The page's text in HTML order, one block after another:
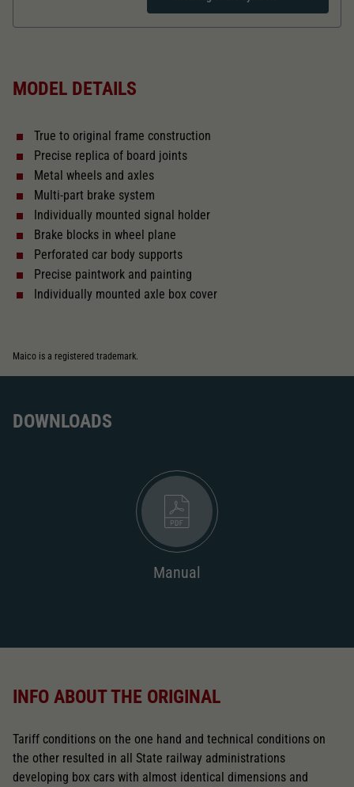
The model has a coupler pocket
2187
Replacement wheel set for AC
Close
MODEL DETAILS
True to original frame construction
Precise replica of board joints
Metal wheels and axles
Multi-part brake system
Individually mounted signal holder
Brake blocks in wheel plane
Perforated car body supports
Precise paintwork and painting
Individually mounted axle box cover
Maico is a registered trademark.
DOWNLOADS
Manual
INFO ABOUT THE ORIGINAL
Tariff conditions on the one hand and technical conditions on
the other resulted in all State railway administrations
developing box cars with almost identical dimensions and
Einstellungen. Unter anderem eine zufällig